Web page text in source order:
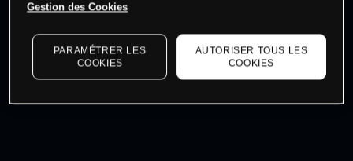
dernières données du marché.Log into see latest
market data
Gestion des Cookies
PARAMÉTRER LES
COOKIES
AUTORISER TOUS LES
COOKIES